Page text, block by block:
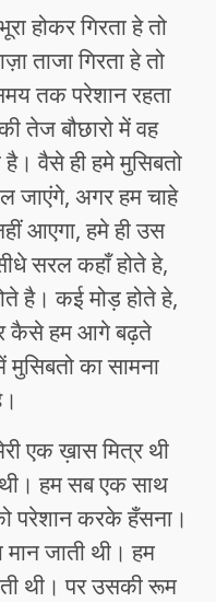
होकर गिरता हे तो
ताजा गिरता हे तो
तक परेशान रहता
तेज बौछारो में वह
है। वैसे ही हमे मुसिबतो
जाएंगे, अगर हम चाहे
आएगा, हमे ही उस
सरल कहाँ होते हे,
है। कई मोड़ होते हे,
कैसे हम आगे बढ़ते
का सामना
एक ख़ास मित्र थी
हम सब एक साथ
परेशान करके हँसना।
मान जाती थी। हम
थी। पर उसकी रूम